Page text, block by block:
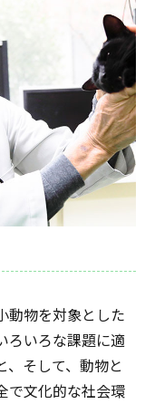
動物を対象とした
ろいろな課題に適
そして、動物と
で文化的な社会環